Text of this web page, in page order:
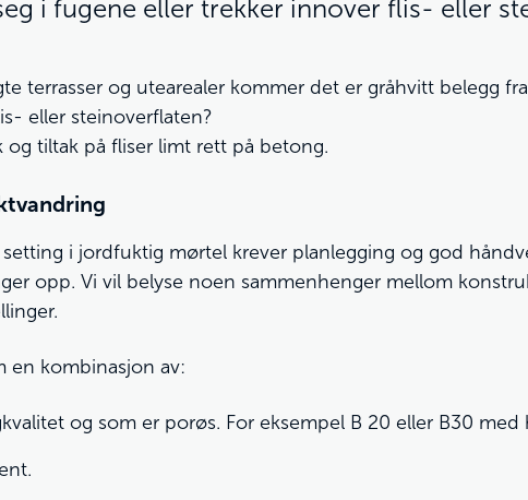
i fugene eller trekker innover flis- eller
terrasser og utearealer kommer det er gråhvitt belegg
eller steinoverflaten?
og tiltak på fliser limt rett på betong.
i jordfuktig mørtel krever planlegging og god
opp. Vi vil belyse noen sammenhenger mellom
en kombinasjon av:
og som er porøs. For eksempel B 20 eller B30